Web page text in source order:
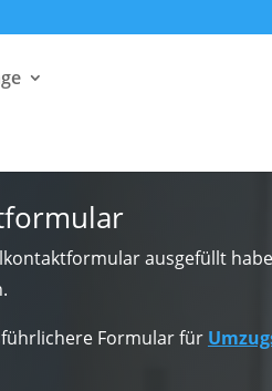
ausgefüllt
Formular für